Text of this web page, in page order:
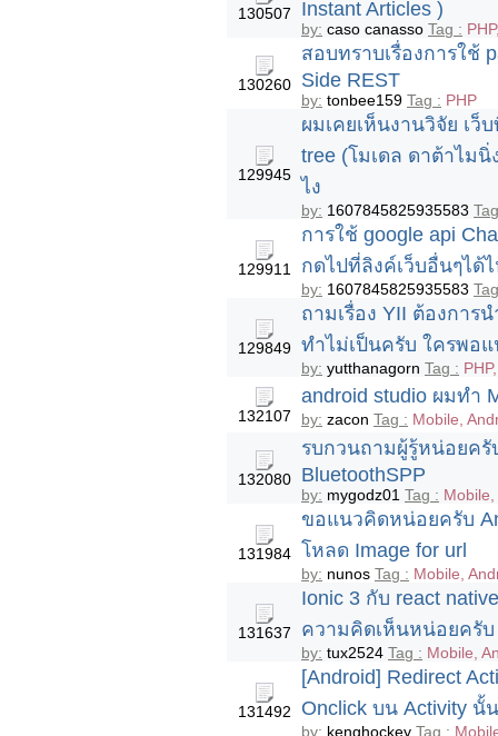
130507
Instant Articles )
by: caso canasso Tag :
130260
สอบทราบเรื่องการใช้
Side REST
by: tonbee159 Tag : PHP
129945
ผมเคยเห็นงานวิจัย เว็
tree (โมเดล ดาต้าไม
ไง
by: 1607845825935583
129911
การใช้ google api
กดไปที่ลิงค์เว็บอื่นๆได้
by: 1607845825935583
129849
ถามเรื่อง YII ต้องการ
ทำไม่เป็นครับ ใครพอ
by: yutthanagorn Tag :
132107
android studio ผมทำ
by: zacon Tag : Mobile,
132080
รบกวนถามผู้รู้หน่อยครั
BluetoothSPP
by: mygodz01 Tag :
131984
ขอแนวคิดหน่อยครับ
โหลด Image for url
by: nunos Tag : Mobile,
131637
Ionic 3 กับ react
ความคิดเห็นหน่อยครับ
by: tux2524 Tag : Mobile,
131492
[Android] Redirect
Onclick บน Activity นั้
by: kenghockey Tag :